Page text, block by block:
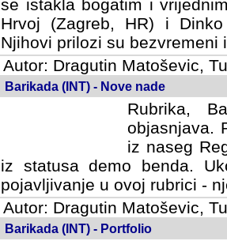
se istakla bogatim i
Hrvoj (Zagreb, HR) i
Njihovi prilozi su bezvremeni
Autor: Dragutin Matoševic,
Barikada (INT) - Nove nade
Rubrika,
objasnjava.
iz naseg
iz statusa demo benda.
pojavljivanje u ovoj rubrici -
Autor: Dragutin Matoševic,
Barikada (INT) - Portfolio